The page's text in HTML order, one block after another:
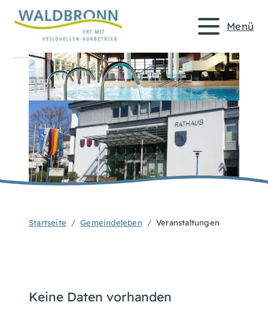
Menü
Startseite Gemeindeleben Veranstaltungen
Keine Daten vorhanden